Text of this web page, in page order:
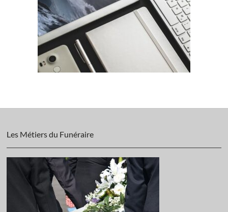
Les Métiers du Funéraire